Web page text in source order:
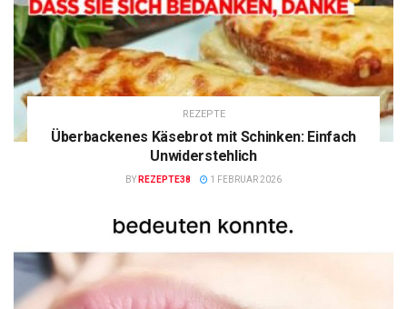
REZEPTE
Überbackenes Käsebrot mit Schinken: Einfach
Unwiderstehlich
BY REZEPTE38 1 FEBRUAR 2026